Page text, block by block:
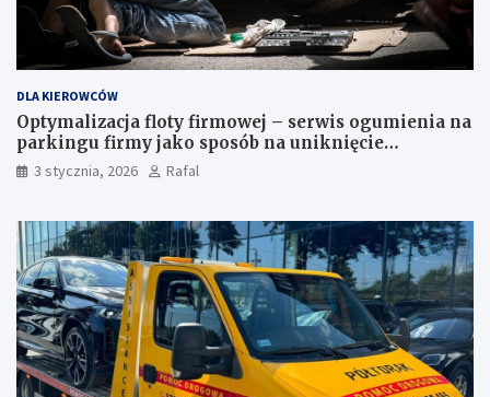
DLA KIEROWCÓW
Optymalizacja floty firmowej – serwis ogumienia na
parkingu firmy jako sposób na uniknięcie
przestojów
3 stycznia, 2026 Rafal